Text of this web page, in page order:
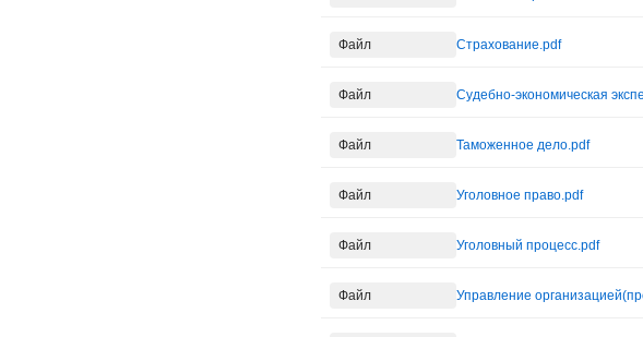
Файл Страхование.pdf
Файл Судебно-экономическая
Файл Таможенное дело.pdf
Файл Уголовное право.pdf
Файл Уголовный процесс.pdf
Файл Управление